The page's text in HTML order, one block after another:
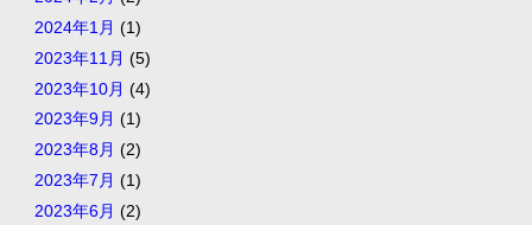
2024年1月 (1)
2023年11月 (5)
2023年10月 (4)
2023年9月 (1)
2023年8月 (2)
2023年7月 (1)
2023年6月 (2)